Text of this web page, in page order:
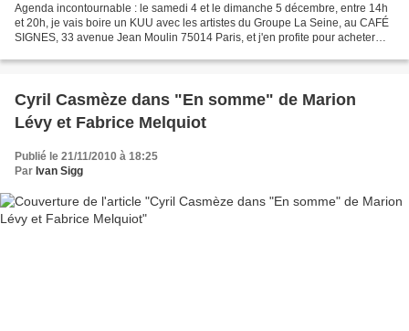
Agenda incontournable : le samedi 4 et le dimanche 5 décembre, entre 14h
et 20h, je vais boire un KUU avec les artistes du Groupe La Seine, au CAFÉ
SIGNES, 33 avenue Jean Moulin 75014 Paris, et j'en profite pour acheter
Cyril Casmèze dans "En somme" de Marion
Lévy et Fabrice Melquiot
Publié le 21/11/2010 à 18:25
Par Ivan Sigg